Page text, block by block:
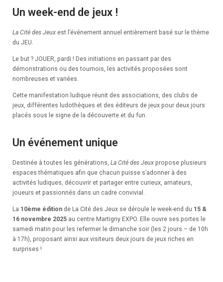
Un week-end de jeux !
La Cité des Jeux est l’événement annuel entièrement basé sur le thème
du JEU.
Le but ? JOUER, pardi ! Des initiations en passant par des
démonstrations ou des tournois, les activités proposées sont
nombreuses et variées.
Cette manifestation ludique réunit des associations, des clubs de
jeux, différentes ludothèques et des éditeurs de jeux pour deux jours
placés sous le signe de la découverte et du fun.
Un événement unique
Destinée à toutes les générations, La Cité des Jeux propose plusieurs
espaces thématiques afin que chacun puisse s’adonner à des
activités ludiques, découvrir et partager entre curieux, amateurs,
joueurs et passionnés dans un cadre convivial.
La 10ème édition de La Cité des Jeux se déroule le week-end du 15 &
16 novembre 2025 au centre Martigny EXPO. Elle ouvre ses portes le
samedi matin pour les refermer le dimanche soir (les 2 jours – de 10h
à 17h), proposant ainsi aux visiteurs deux jours de jeux riches en
surprises !